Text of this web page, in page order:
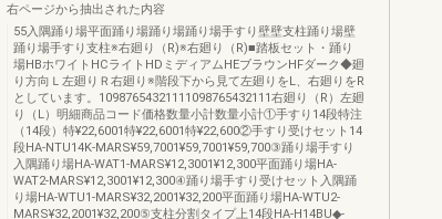
右ページから抽出された内容
55入隅踊り場平面踊り場踊り場踊り場手すり壁壁支柱踊り場壁
踊り場手すり支柱※右廻り（R)※右廻り（R)■踏板セット・踊り
場HBホワイトHCライトHDミディアムHEブラウンHFダーク◆廻
り方向Ｌ左廻りＲ右廻り※階段下から見て左廻りをL、右廻りをR
としています。10987654321111098765432111右廻り（R）左廻
り（L）明細商品コード価格数量小計数量小計①手すり14段特注
（14段）特¥22,6001特¥22,6001特¥22,600②手すり受けセット14
段HA-NTU14K-MARS¥59,7001¥59,7001¥59,700③踊り場手すり
入隅踊り場HA-WAT1-MARS¥12,3001¥12,300平面踊り場HA-
WAT2-MARS¥12,3001¥12,300④踊り場手すり受けセット入隅踊
り場HA-WTU1-MARS¥32,2001¥32,200平面踊り場HA-WTU2-
MARS¥32,2001¥32,200⑤支柱分割タイプ上14段HA-H14BU◆-